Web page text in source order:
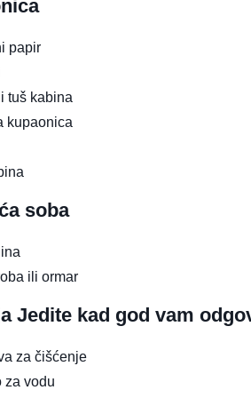
papir
tuš kabina
kupaonica
soba
ili ormar
Jedite kad god vam
za čišćenje
za vodu